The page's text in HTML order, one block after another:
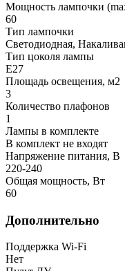
Мощность лампочки
60
Тип лампочки
Светодиодная,
Тип цоколя лампы
E27
Площадь освещения, м2
3
Количество плафонов
1
Лампы в комплекте
В комплект не входят
Напряжение питания, В
220-240
Общая мощность, Вт
60
Дополнительно
Поддержка Wi-Fi
Нет